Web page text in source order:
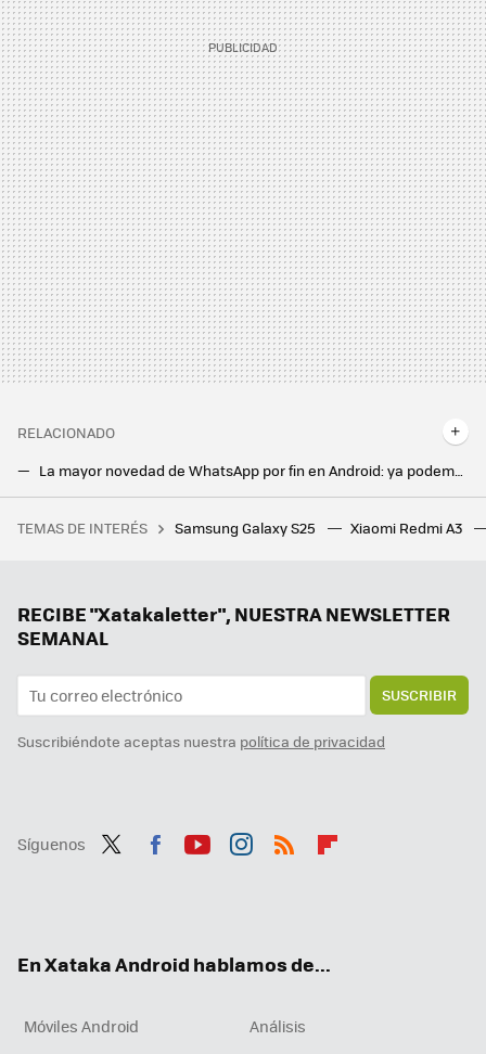
RELACIONADO
La mayor novedad de WhatsApp por fin en Android: ya podemos decir adiós a los audios molestos
Lo malo del Samsung Galaxy S24 FE es que se lanzó con un precio muy alto. Ya no es un problema
TEMAS DE INTERÉS Samsung Galaxy S25 Xiaomi Redmi A3
RECIBE "Xatakaletter", NUESTRA NEWSLETTER
SEMANAL
SUSCRIBIR
Suscribiéndote aceptas nuestra política de privacidad
Síguenos
En Xataka Android hablamos de...
Móviles Android
Análisis